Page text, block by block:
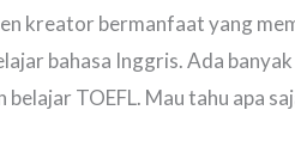
kreator bermanfaat yang
bahasa Inggris. Ada
TOEFL. Mau tahu apa